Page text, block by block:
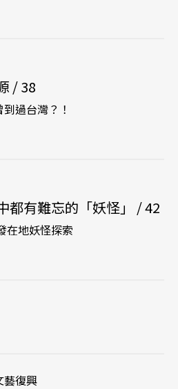
/ 38
過台灣？！
都有難忘的「妖怪」 / 42
在地妖怪探索
藝復興